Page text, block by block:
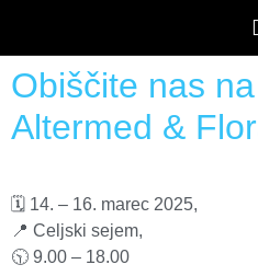
Obiščite nas
Altermed &
🗓️ 14. – 16. marec 2025,
📍 Celjski sejem,
🕥 9.00 – 18.00